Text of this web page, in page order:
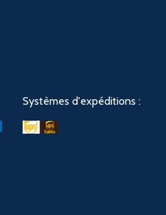
Systèmes d'expéditions :